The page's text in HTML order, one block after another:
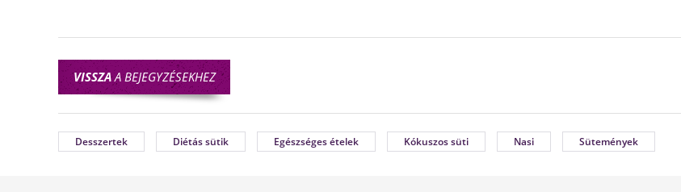
VISSZAA BEJEGYZÉSEKHEZ
Desszertek Diétás sütik Egészséges ételek Kókuszos süti Nasi Sütemények